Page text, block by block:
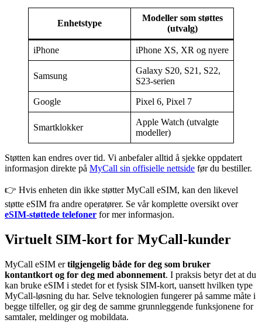
Enhetstype
Modeller som støttes
(utvalg)
iPhone iPhone XS, XR og nyere
Samsung
Galaxy S20, S21, S22,
S23-serien
Google Pixel 6, Pixel 7
Smartklokker
Apple Watch (utvalgte
modeller)
Støtten kan endres over tid. Vi anbefaler alltid å sjekke oppdatert
informasjon direkte på MyCall sin offisielle nettside før du bestiller.
👉 Hvis enheten din ikke støtter MyCall eSIM, kan den likevel
støtte eSIM fra andre operatører. Se vår komplette oversikt over
eSIM-støttede telefoner for mer informasjon.
Virtuelt SIM-kort for MyCall-kunder
MyCall eSIM ertilgjengelig både for deg som bruker
kontantkort og for deg med abonnement. I praksis betyr det at du
kan bruke eSIM i stedet for et fysisk SIM-kort, uansett hvilken type
MyCall-løsning du har. Selve teknologien fungerer på samme måte i
begge tilfeller, og gir deg de samme grunnleggende funksjonene for
samtaler, meldinger og mobildata.